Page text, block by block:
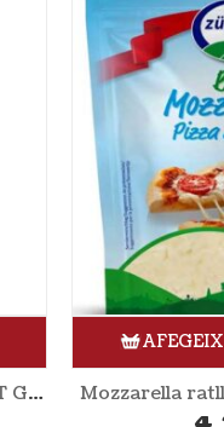
Mantega de cabra 245 gr GOAT GHEE Mozzarella